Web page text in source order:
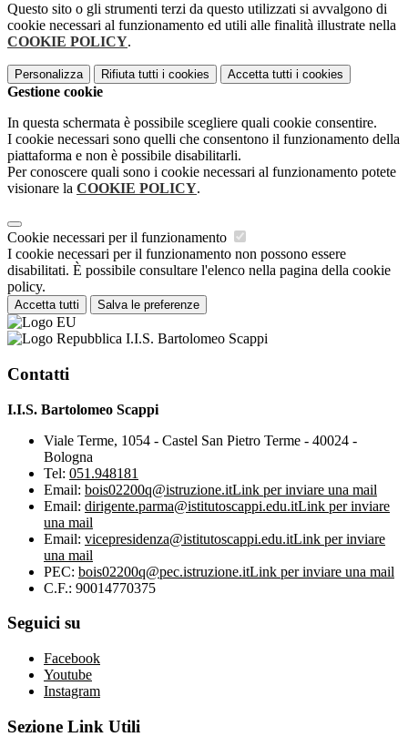
Questo sito o gli strumenti terzi da questo utilizzati si avvalgono di
cookie necessari al funzionamento ed utili alle finalità illustrate nella
COOKIE POLICY.
Personalizza Rifiuta tutti i cookies Accetta tutti i cookies
Gestione cookie
In questa schermata è possibile scegliere quali cookie consentire.
I cookie necessari sono quelli che consentono il funzionamento della
piattaforma e non è possibile disabilitarli.
Per conoscere quali sono i cookie necessari al funzionamento potete
visionare la COOKIE POLICY.
Cookie necessari per il funzionamento
I cookie necessari per il funzionamento non possono essere
disabilitati. È possibile consultare l'elenco nella pagina della cookie
policy.
Accetta tutti Salva le preferenze
I.I.S. Bartolomeo Scappi
Contatti
I.I.S. Bartolomeo Scappi
Viale Terme, 1054 - Castel San Pietro Terme - 40024 -
Bologna
Tel: 051.948181
Email: bois02200q@istruzione.itLink per inviare una mail
Email: dirigente.parma@istitutoscappi.edu.itLink per inviare
una mail
Email: vicepresidenza@istitutoscappi.edu.itLink per inviare
una mail
PEC: bois02200q@pec.istruzione.itLink per inviare una mail
C.F.: 90014770375
Seguici su
Facebook
Youtube
Instagram
Sezione Link Utili